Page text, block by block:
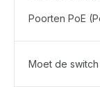
Poorten PoE
Moet de